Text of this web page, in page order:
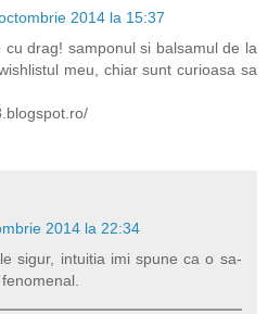
2014 la 15:37
drag! samponul si balsamul de la
meu, chiar sunt curioasa sa
2014 la 22:34
sigur, intuitia imi spune ca o sa-